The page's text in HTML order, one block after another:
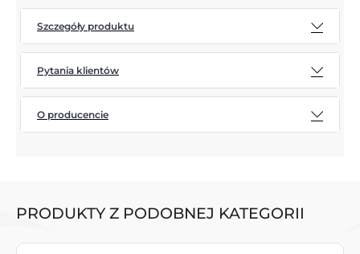
Szczegóły produktu
Pytania klientów
O producencie
PRODUKTY Z PODOBNEJ KATEGORII